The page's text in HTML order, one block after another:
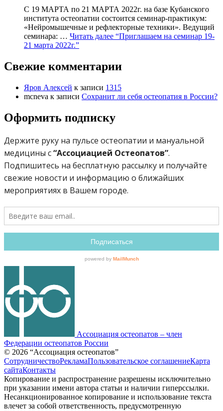
С 19 МАРТА по 21 МАРТА 2022г. на базе Кубанского
института остеопатии состоится семинар-практикум:
«Нейромышечные и рефлекторные техники». Ведущий
семинара: … Читать далее “Приглашаем на семинар 19-
21 марта 2022г.”
Свежие комментарии
Яров Алексей к записи 1315
mcneva к записи Сохранит ли себя остеопатия в России?
Оформить подписку
Ассоциация остеопатов – член
Федерации остеопатов России
© 2026 “Ассоциация остеопатов”
СотрудничествоРекламаПользовательское соглашениеКарта
сайтаКонтакты
Копирование и распространение разрешены исключительно
при указании имени автора статьи и наличии гиперссылки.
Несанкционированное копирование и использование текста
влечет за собой ответственность, предусмотренную